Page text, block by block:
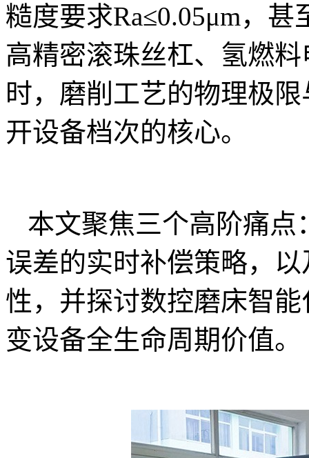
糙度要求Ra≤0.05μm，
高精密滚珠丝杠、氢燃
时，磨削工艺的物理极
开设备档次的核心。
本文聚焦三个高阶痛点
误差的实时补偿策略，
性，并探讨数控磨床智
变设备全生命周期价值。